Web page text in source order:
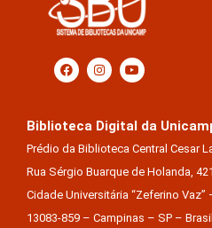
Biblioteca Digital da
Prédio da Biblioteca Central Cesar
Rua Sérgio Buarque de Holanda,
Cidade Universitária “Zeferino Vaz”
13083-859 – Campinas – SP – Brasil